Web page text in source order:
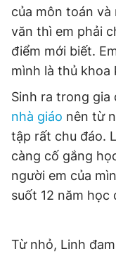
của môn toán
văn thì em phải
điểm mới biết.
mình là thủ khoa
Sinh ra trong gia
nhà giáo nên từ
tập rất chu đáo.
càng cố gắng
người em của
suốt 12 năm học
Từ nhỏ, Linh